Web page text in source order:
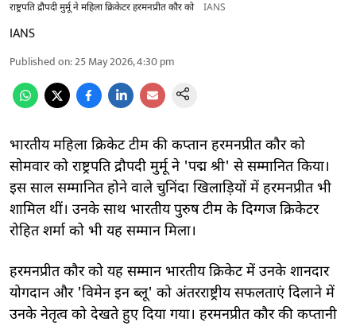
राष्ट्रपति द्रौपदी मुर्मू ने महिला क्रिकेटर हरमनप्रीत कौर को IANS
IANS
Published on:25 May 2026, 4:30 pm
भारतीय महिला क्रिकेट टीम की कप्तान हरमनप्रीत कौर को
सोमवार को राष्ट्रपति द्रौपदी मुर्मू ने 'पद्म श्री' से सम्मानित किया।
इस साल सम्मानित होने वाले चुनिंदा खिलाड़ियों में हरमनप्रीत भी
शामिल थीं। उनके साथ भारतीय पुरुष टीम के दिग्गज क्रिकेटर
रोहित शर्मा को भी यह सम्मान मिला।
हरमनप्रीत कौर को यह सम्मान भारतीय क्रिकेट में उनके शानदार
योगदान और 'विमेन इन ब्लू' को अंतरराष्ट्रीय सफलताएं दिलाने में
उनके नेतृत्व को देखते हुए दिया गया। हरमनप्रीत कौर की कप्तानी